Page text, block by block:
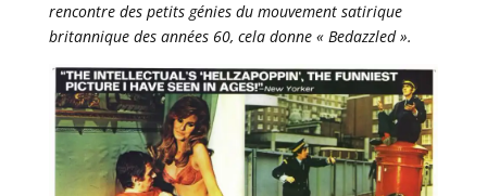
rencontre des petits génies du mouvement satirique
britannique des années 60, cela donne « Bedazzled ».